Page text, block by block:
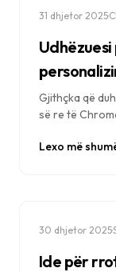
31 dhjetor 2025·
të
Gjithçka që
së re të
— udhëzuesi i
Lexo më
30 dhjetor 2025·
Ide për